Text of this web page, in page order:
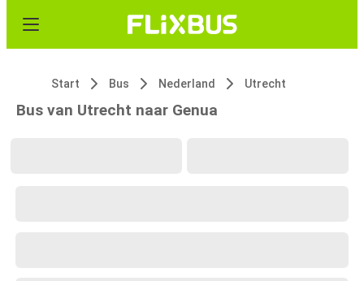
Start Bus Nederland Utrecht
Bus van Utrecht naar Genua